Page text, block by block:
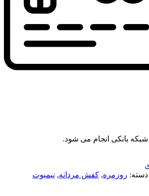
بانکی انجام می شود.
دسته: روزمره, کفش مردانه, نیمبوت